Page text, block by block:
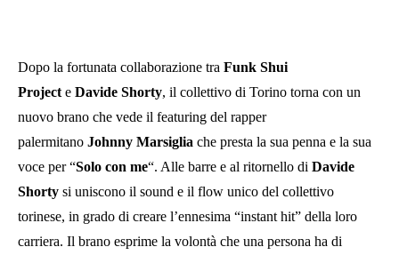
Dopo la fortunata collaborazione tra Funk Shui
Project e Davide Shorty, il collettivo di Torino torna con un
nuovo brano che vede il featuring del rapper
palermitano Johnny Marsiglia che presta la sua penna e la sua
voce per “Solo con me“. Alle barre e al ritornello di Davide
Shorty si uniscono il sound e il flow unico del collettivo
torinese, in grado di creare l’ennesima “instant hit” della loro
carriera. Il brano esprime la volontà che una persona ha di